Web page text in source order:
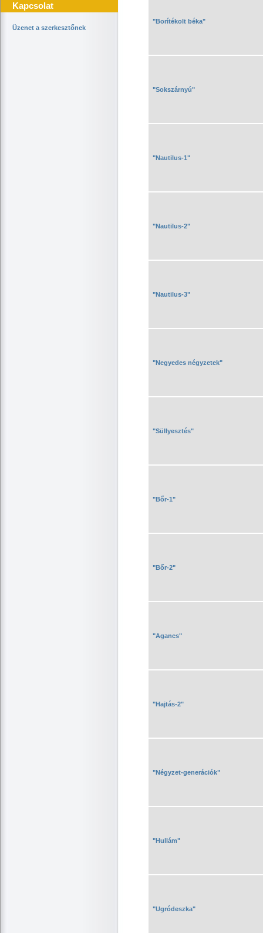
Kapcsolat
Üzenet a szerkesztőnek
"Borítékolt béka"
"Sokszárnyú"
"Nautilus-1"
"Nautilus-2"
"Nautilus-3"
"Negyedes négyzetek"
"Süllyesztés"
"Bőr-1"
"Bőr-2"
"Agancs"
"Hajtás-2"
"Négyzet-generációk"
"Hullám"
"Ugródeszka"